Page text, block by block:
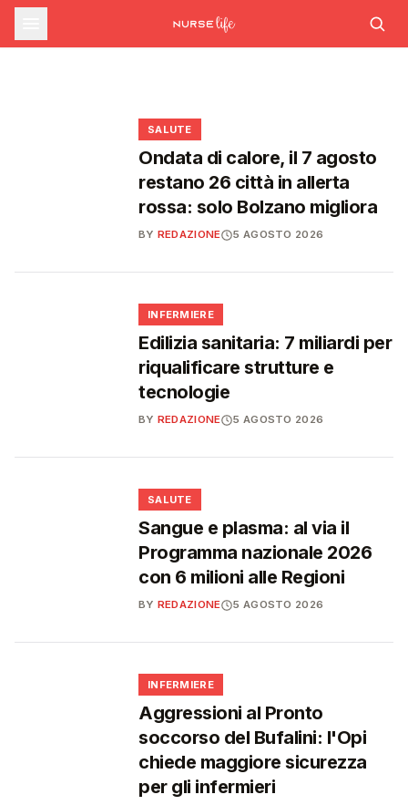
Nascere in Italia nel 2025: il
quadro del nuovo Rapporto Cedap
Decreto Pnrr approvato in via definitiva:
nuovo Policlinico Umberto I e slittamento
SALUTE
AI Act e trasparenza: cosa cambia per la
SALUTE
Ondata di calore, il 7 agosto
restano 26 città in allerta
rossa: solo Bolzano migliora
BY REDAZIONE 5 AGOSTO 2026
INFERMIERE
Edilizia sanitaria: 7 miliardi per
riqualificare strutture e
tecnologie
BY REDAZIONE 5 AGOSTO 2026
SALUTE
Sangue e plasma: al via il
Programma nazionale 2026
con 6 milioni alle Regioni
BY REDAZIONE 5 AGOSTO 2026
INFERMIERE
Aggressioni al Pronto
soccorso del Bufalini: l'Opi
chiede maggiore sicurezza
per gli infermieri